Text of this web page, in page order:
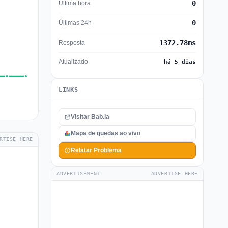
HERE
Última hora 0
Últimas 24h 0
Resposta 1372.78ms
Atualizado há 5 dias
LINKS
Visitar Bab.la
Mapa de quedas ao vivo
Relatar Problema
ADVERTISEMENT ADVERTISE HERE